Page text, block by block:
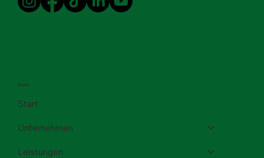
Menü
Start
Unternehmen
Leistungen